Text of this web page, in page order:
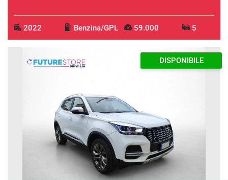
2022 Benzina/GPL 59.000 5
DISPONIBILE